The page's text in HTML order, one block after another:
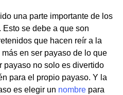
una parte importante de los
se debe a que son
que hacen reír a la
en ser payaso de lo que
payaso no solo es divertido
para el propio payaso. Y la
es elegir un nombre para